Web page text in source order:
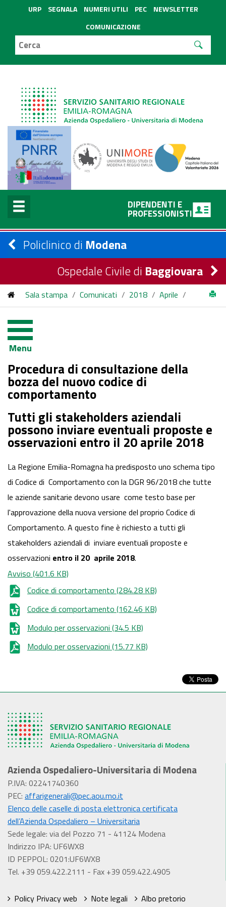
URP SEGNALA NUMERI UTILI PEC
NEWSLETTER
COMUNICAZIONE
DIPENDENTI E
PROFESSIONISTI
Policlinico di Modena
Ospedale Civile di Baggiovara
Sala stampa / Comunicati / 2018 / Aprile /
comportamento
Menu
Procedura di consultazione della
bozza del nuovo codice di
comportamento
Tutti gli stakeholders aziendali
possono inviare eventuali proposte e
osservazioni entro il 20 aprile 2018
La Regione Emilia-Romagna ha predisposto uno schema tipo
di Codice di Comportamento con la DGR 96/2018 che tutte
le aziende sanitarie devono usare come testo base per
l'approvazione della nuova versione del proprio Codice di
Comportamento. A questo fine è richiesto a tutti gli
stakeholders aziendali di inviare eventuali proposte e
osservazioni entro il 20 aprile 2018.
Avviso (401.6 KB)
Codice di comportamento (284.28 KB)
Codice di comportamento (162.46 KB)
Modulo per osservazioni (34.5 KB)
Modulo per osservazioni (15.77 KB)
Azienda Ospedaliero-Universitaria di Modena
P.IVA: 02241740360
PEC: affarigenerali@pec.aou.mo.it
Elenco delle caselle di posta elettronica certificata
dell’Azienda Ospedaliero – Universitaria
Sede legale: via del Pozzo 71 - 41124 Modena
Indirizzo IPA: UF6WX8
ID PEPPOL: 0201:UF6WX8
Tel. +39 059.422.2111 - Fax +39 059.422.4905
Policy Privacy web Note legali Albo pretorio